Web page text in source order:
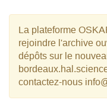
La plateforme
rejoindre l'archive
dépôts sur le
contactez-nous